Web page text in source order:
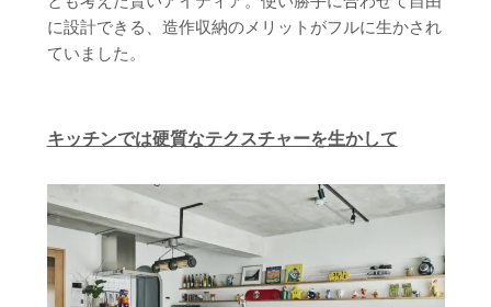
に設計できる、造作収納のメリットがフルに生かされ
ていました。
キッチンでは硬質なテクスチャーを生かして